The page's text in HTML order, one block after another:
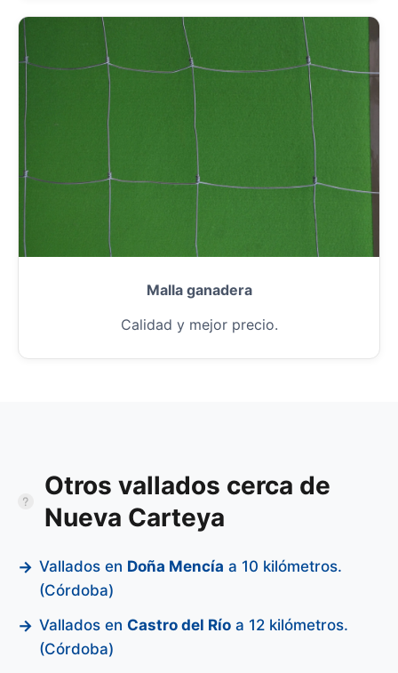
Malla ganadera
Calidad y mejor precio.
Otros vallados cerca de
Nueva Carteya
Vallados en Doña Mencía a 10 kilómetros.
(Córdoba)
Vallados en Castro del Río a 12 kilómetros.
(Córdoba)